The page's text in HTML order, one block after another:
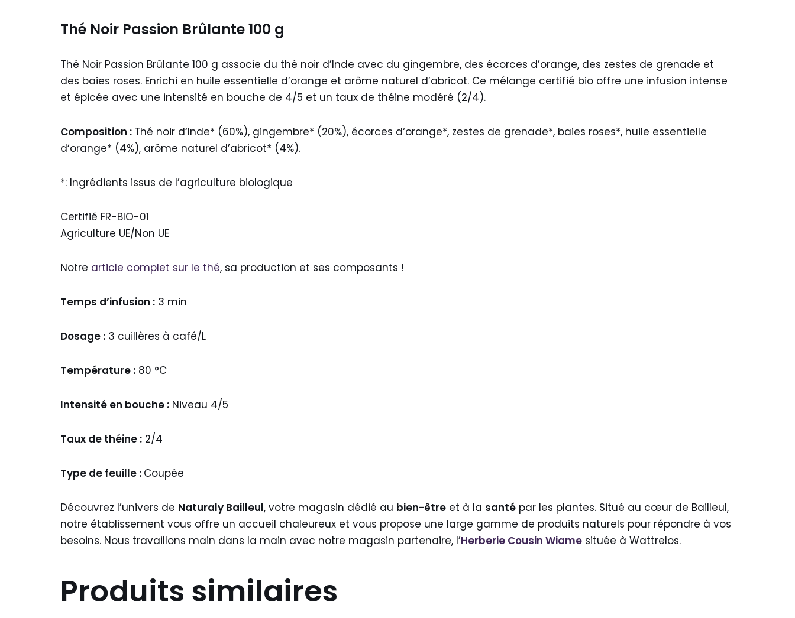
Thé Noir Passion Brûlante 100 g
Thé Noir Passion Brûlante 100 g associe du thé noir d’Inde avec du gingembre, des écorces d’orange, des zestes de grenade et
des baies roses. Enrichi en huile essentielle d’orange et arôme naturel d’abricot. Ce mélange certifié bio offre une infusion intense
et épicée avec une intensité en bouche de 4/5 et un taux de théine modéré (2/4).
Composition : Thé noir d‘Inde* (60%), gingembre* (20%), écorces d‘orange*, zestes de grenade*, baies roses*, huile essentielle
d‘orange* (4%), arôme naturel d’abricot* (4%).
*: Ingrédients issus de l’agriculture biologique
Certifié FR-BIO-01
Agriculture UE/Non UE
Notre article complet sur le thé, sa production et ses composants !
Temps d’infusion : 3 min
Dosage : 3 cuillères à café/L
Température : 80 °C
Intensité en bouche : Niveau 4/5
Taux de théine : 2/4
Type de feuille : Coupée
Découvrez l’univers de Naturaly Bailleul, votre magasin dédié au bien-être et à la santé par les plantes. Situé au cœur de Bailleul,
notre établissement vous offre un accueil chaleureux et vous propose une large gamme de produits naturels pour répondre à vos
besoins. Nous travaillons main dans la main avec notre magasin partenaire, l’Herberie Cousin Wiame située à Wattrelos.
Produits similaires